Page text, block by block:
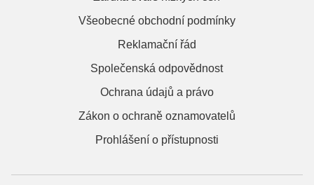
Všeobecné obchodní podmínky
Reklamační řád
Společenská odpovědnost
Ochrana údajů a právo
Zákon o ochraně oznamovatelů
Prohlášení o přístupnosti